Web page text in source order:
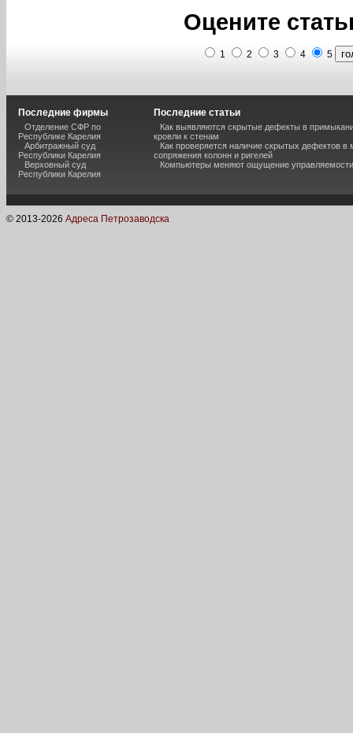
Оцените
1 2 3 4 5
Последние фирмы
Отделение СФР по
Республике Карелия
Арбитражный суд
Республики Карелия
Верховный суд
Республики Карелия
Последние статьи
Как выявляются скрытые дефекты в
кровли к стенам
Как проверяется наличие скрытых дефектов в
сопряжения колонн и ригелей
Компьютеры меняют ощущение управляемости
© 2013-2026 Адреса Петрозаводска